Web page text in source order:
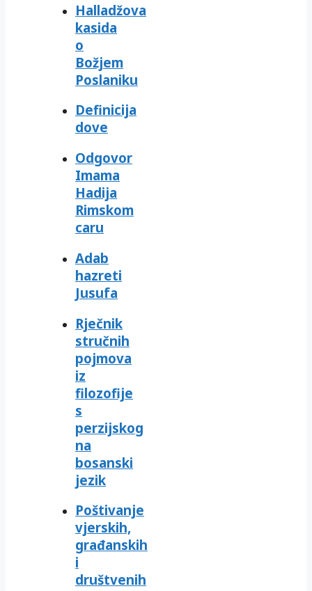
Halladžova
kasida
o
Božjem
Poslaniku
Definicija
dove
Odgovor
Imama
Hadija
Rimskom
caru
Adab
hazreti
Jusufa
Rječnik
stručnih
pojmova
iz
filozofije
s
perzijskog
na
bosanski
jezik
Poštivanje
vjerskih,
građanskih
i
društvenih